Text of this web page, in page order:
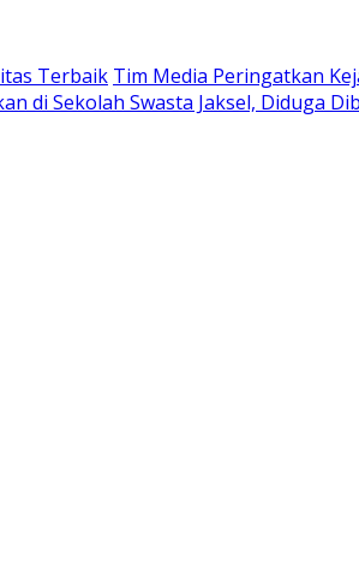
Terbaik Tim Media Peringatkan
di Sekolah Swasta Jaksel, Diduga